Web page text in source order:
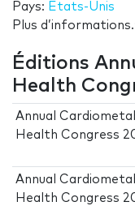
Pays: Etats-Unis
Plus
Éditions
Health
Annual
Health Congress
Annual
Health Congress